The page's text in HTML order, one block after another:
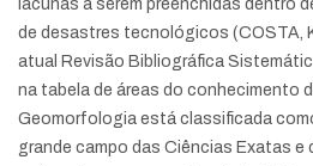
lacunas a serem preenchidas dentro
de desastres tecnológicos (COSTA,
atual Revisão Bibliográfica
na tabela de áreas do conhecimento
Geomorfologia está classificada
grande campo das Ciências Exatas e